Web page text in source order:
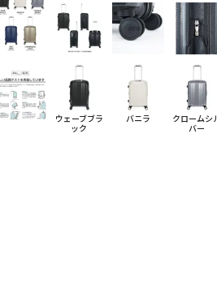
ウェーブブラ
ック
バニラ
クロームシ
バー